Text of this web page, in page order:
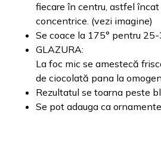
fiecare în centru, astfel
concentrice. (vezi imagine)
Se coace la 175° pentru
GLAZURA:
La foc mic se amestecă
de ciocolată pana la
Rezultatul se toarna peste
Se pot adauga ca